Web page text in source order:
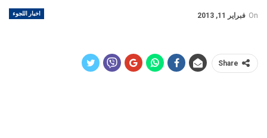
اخبار اللجوء On فبراير 11, 2013
Share